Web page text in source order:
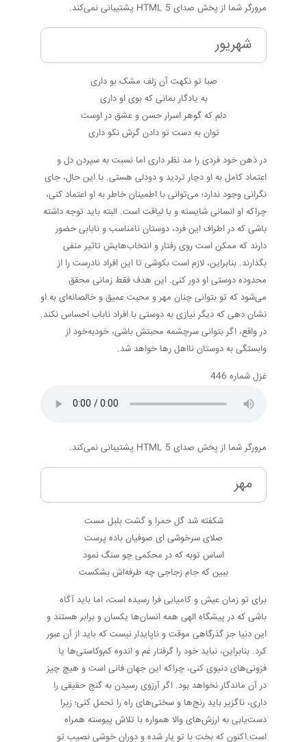
مرورگر شما از پخش صدای HTML 5 پشتیبانی نمی‌کند.
شهریور
صبا تو نکهت آن زلف مشک بو داری
به یادگار بمانی که بوی او داری
دلم که گوهر اسرار حسن و عشق در اوست
توان به دست تو دادن گرش نکو داری
در ذهن خود فردی را مد نظر داری اما نسبت به سپردن دل و
اعتماد کامل به او دچار تردید و دودلی هستی. با این حال، جای
نگرانی وجود ندارد؛ می‌توانی با اطمینان خاطر به او اعتماد کنی،
چراکه او انسانی شایسته و با لیاقت است. البته باید توجه داشته
باشی که در اطراف این فرد، دوستان نامناسب و نابابی حضور
دارند که ممکن است روی رفتار و انتخاب‌هایش تاثیر منفی
بگذارند. بنابراین، لازم است بکوشی تا این افراد نادرست را از
محدوده دوستی او دور کنی. این هدف فقط زمانی محقق
می‌شود که تو بتوانی چنان مهر و محبت عمیق و خالصانه‌ای به او
نشان دهی که دیگر نیازی به دوستی با افراد ناباب احساس نکند.
در واقع، اگر بتوانی سرچشمه محبتش باشی، خودبه‌خود از
وابستگی به دوستان نااهل رها خواهد شد.
غزل شماره 446
مرورگر شما از پخش صدای HTML 5 پشتیبانی نمی‌کند.
مهر
شکفته شد گل حمرا و گشت بلبل مست
صلای سرخوشی ای صوفیان باده پرست
اساس توبه که در محکمی چو سنگ نمود
ببین که جام زجاجی چه طرفه‌اش بشکست
برای تو زمان عیش و کامیابی فرا رسیده است، اما باید آگاه
باشی که در پیشگاه الهی همه انسان‌ها یکسان و برابر هستند و
این دنیا جز گذرگاهی موقت و ناپایدار نیست که باید از آن عبور
کرد. بنابراین، نباید خود را گرفتار غم و اندوه کم‌وکاستی‌ها یا
فزونی‌های دنیوی کنی، چراکه این جهان فانی است و هیچ چیز
در آن ماندگار نخواهد بود. اگر آرزوی رسیدن به گنج حقیقی را
داری، ناگزیر باید رنج‌ها و سختی‌های راه را تحمل کنی؛ زیرا
دست‌یابی به ارزش‌های والا همواره با تلاش پیوسته همراه
است.اکنون که بخت با تو یار شده و دوران خوشی نصیب تو